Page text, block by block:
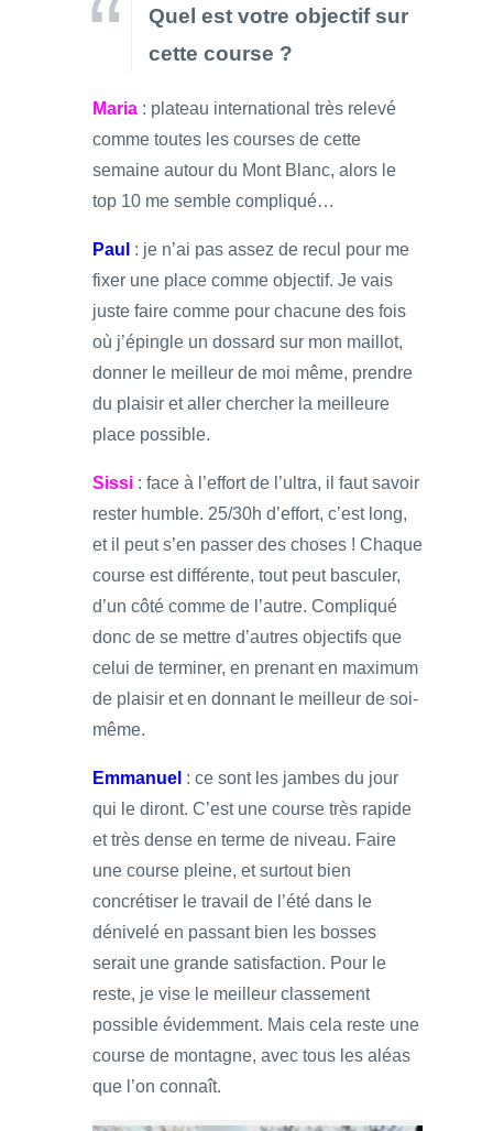
Quel est votre objectif sur
cette course ?
Maria : plateau international très relevé
comme toutes les courses de cette
semaine autour du Mont Blanc, alors le
top 10 me semble compliqué…
Paul : je n’ai pas assez de recul pour me
fixer une place comme objectif. Je vais
juste faire comme pour chacune des fois
où j’épingle un dossard sur mon maillot,
donner le meilleur de moi même, prendre
du plaisir et aller chercher la meilleure
place possible.
Sissi : face à l’effort de l’ultra, il faut savoir
rester humble. 25/30h d’effort, c’est long,
et il peut s’en passer des choses ! Chaque
course est différente, tout peut basculer,
d’un côté comme de l’autre. Compliqué
donc de se mettre d’autres objectifs que
celui de terminer, en prenant en maximum
de plaisir et en donnant le meilleur de soi-
même.
Emmanuel : ce sont les jambes du jour
qui le diront. C’est une course très rapide
et très dense en terme de niveau. Faire
une course pleine, et surtout bien
concrétiser le travail de l’été dans le
dénivelé en passant bien les bosses
serait une grande satisfaction. Pour le
reste, je vise le meilleur classement
possible évidemment. Mais cela reste une
course de montagne, avec tous les aléas
que l’on connaît.